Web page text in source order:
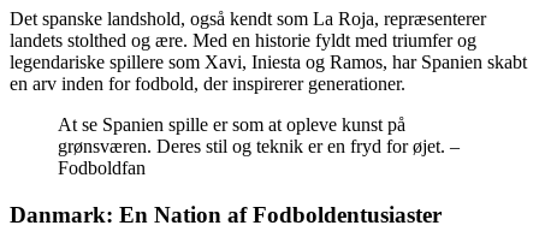
Det spanske landshold, også kendt som La Roja, repræsenterer
landets stolthed og ære. Med en historie fyldt med triumfer og
legendariske spillere som Xavi, Iniesta og Ramos, har Spanien skabt
en arv inden for fodbold, der inspirerer generationer.
At se Spanien spille er som at opleve kunst på
grønsværen. Deres stil og teknik er en fryd for øjet. –
Fodboldfan
Danmark: En Nation af Fodboldentusiaster